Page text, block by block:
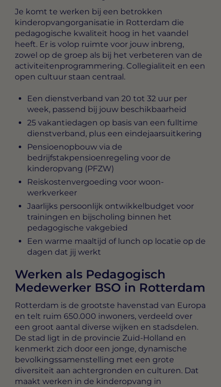
Je komt te werken bij een betrokken
kinderopvangorganisatie in Rotterdam die
pedagogische kwaliteit hoog in het vaandel
heeft. Er is volop ruimte voor jouw inbreng,
zowel op de groep als bij het verbeteren van de
activiteitenprogrammering. Collegialiteit en een
open cultuur staan centraal.
Een dienstverband van 20 tot 32 uur per
week, passend bij jouw beschikbaarheid
25 vakantiedagen op basis van een fulltime
dienstverband, plus een eindejaarsuitkering
Pensioenopbouw via de
bedrijfstakpensioenregeling voor de
kinderopvang (PFZW)
Reiskostenvergoeding voor woon-
werkverkeer
Jaarlijks persoonlijk ontwikkelbudget voor
trainingen en bijscholing binnen het
pedagogische vakgebied
Een warme maaltijd of lunch op locatie op de
dagen dat jij werkt
Werken als Pedagogisch
Medewerker BSO in Rotterdam
Rotterdam is de grootste havenstad van Europa
en telt ruim 650.000 inwoners, verdeeld over
een groot aantal diverse wijken en stadsdelen.
De stad ligt in de provincie Zuid-Holland en
kenmerkt zich door een jonge, dynamische
bevolkingssamenstelling met een grote
diversiteit aan achtergronden en culturen. Dat
maakt werken in de kinderopvang in